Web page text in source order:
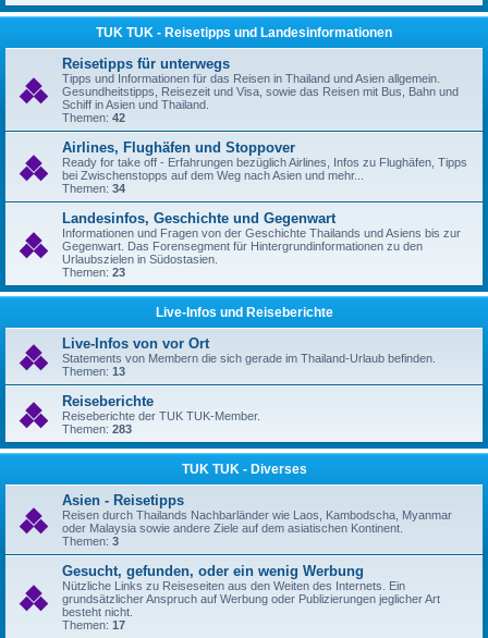
TUK TUK - Reisetipps und Landesinformationen
Reisetipps für unterwegs
Tipps und Informationen für das Reisen in Thailand und Asien allgemein.
Gesundheitstipps, Reisezeit und Visa, sowie das Reisen mit Bus, Bahn und
Schiff in Asien und Thailand.
Themen: 42
Airlines, Flughäfen und Stoppover
Ready for take off - Erfahrungen bezüglich Airlines, Infos zu Flughäfen, Tipps
bei Zwischenstopps auf dem Weg nach Asien und mehr...
Themen: 34
Landesinfos, Geschichte und Gegenwart
Informationen und Fragen von der Geschichte Thailands und Asiens bis zur
Gegenwart. Das Forensegment für Hintergrundinformationen zu den
Urlaubszielen in Südostasien.
Themen: 23
Live-Infos und Reiseberichte
Live-Infos von vor Ort
Statements von Membern die sich gerade im Thailand-Urlaub befinden.
Themen: 13
Reiseberichte
Reiseberichte der TUK TUK-Member.
Themen: 283
TUK TUK - Diverses
Asien - Reisetipps
Reisen durch Thailands Nachbarländer wie Laos, Kambodscha, Myanmar
oder Malaysia sowie andere Ziele auf dem asiatischen Kontinent.
Themen: 3
Gesucht, gefunden, oder ein wenig Werbung
Nützliche Links zu Reiseseiten aus den Weiten des Internets. Ein
grundsätzlicher Anspruch auf Werbung oder Publizierungen jeglicher Art
besteht nicht.
Themen: 17